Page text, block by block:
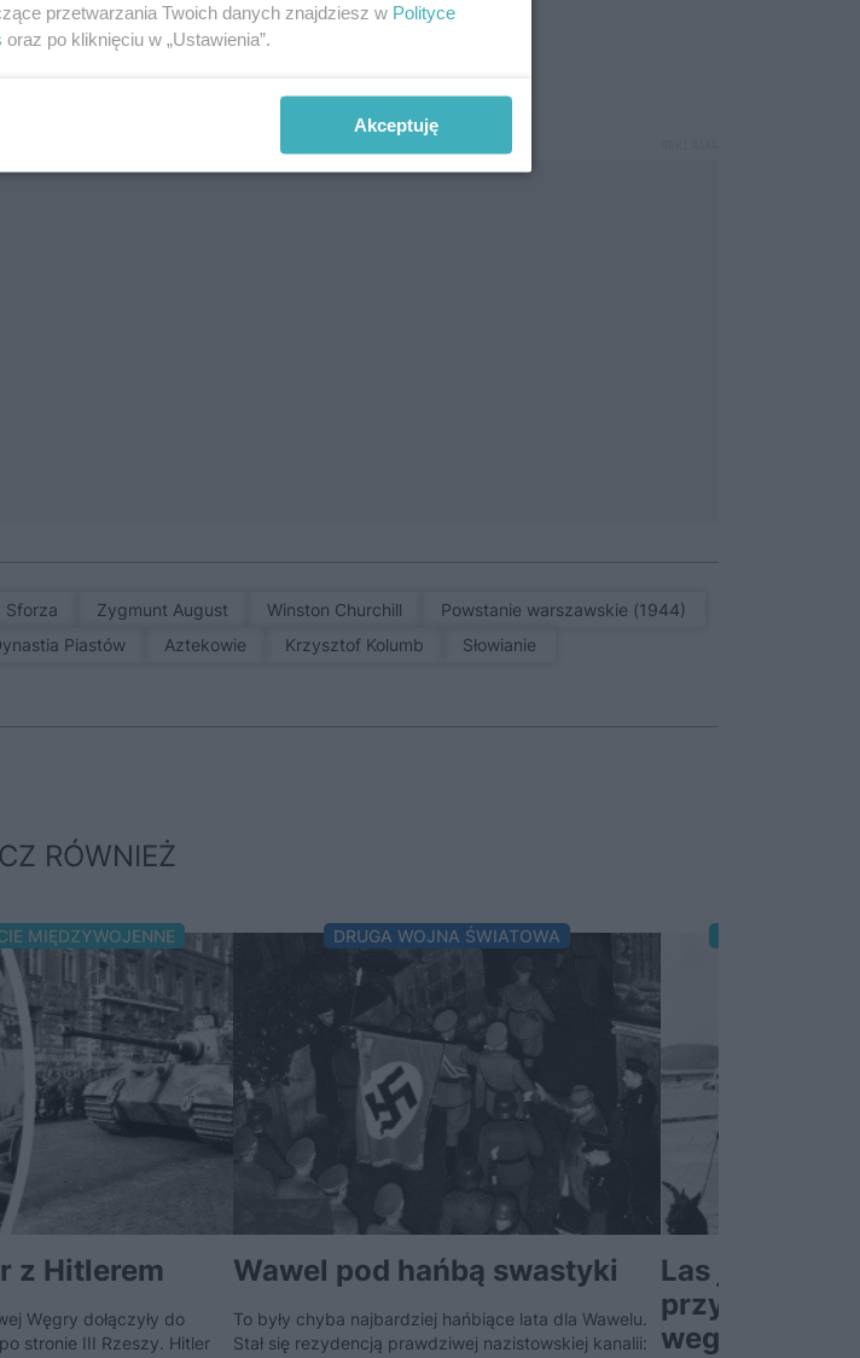
Sforza Zygmunt August Winston Churchill
Powstanie warszawskie (1944)
Dynastia Piastów Aztekowie Krzysztof Kolumb
Słowianie
RÓWNIEŻ
MIĘDZYWOJENNE
z Hitlerem
Węgry dołączyły do
stronie III Rzeszy. Hitler
DRUGA WOJNA ŚWIATOWA
Wawel pod hańbą swastyki
To były chyba najbardziej hańbiące lata dla Wawelu.
Stał się rezydencją prawdziwej nazistowskiej kanalii:
Las jest
przyszłość
wegetarian,
przetwarzania Twoich danych znajdziesz w Polityce
oraz po kliknięciu w „Ustawienia”.
Akceptuję